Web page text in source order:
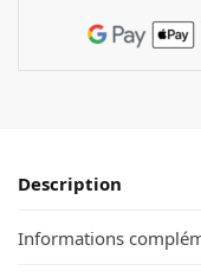
Description
Informations